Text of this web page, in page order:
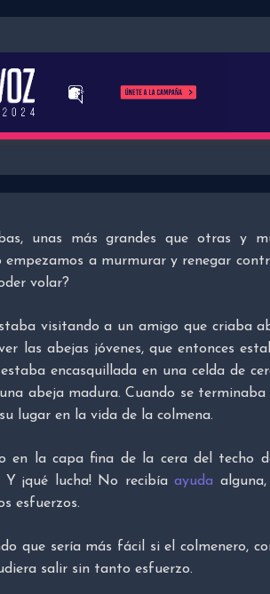
unas más grandes que otras y
a murmurar y renegar
volar?
visitando a un amigo que criaba
las abejas jóvenes, que entonces
encasquillada en una celda de
abeja madura. Cuando se
lugar en la vida de la colmena.
en la capa fina de la cera del techo
Y ¡qué lucha! No recibíaayuda
esfuerzos.
que sería más fácil si el colmenero,
salir sin tanto esfuerzo.